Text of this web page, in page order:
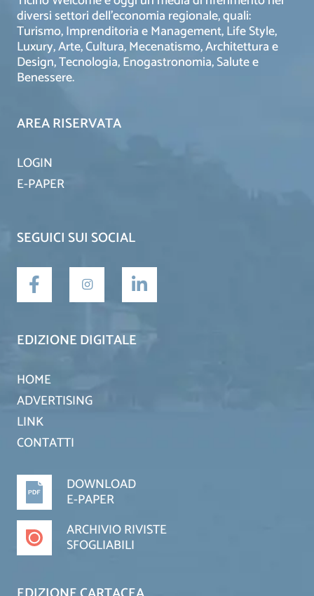
diversi settori dell’economia regionale, quali:
Turismo, Imprenditoria e Management, Life Style,
Luxury, Arte, Cultura, Mecenatismo, Architettura e
Design, Tecnologia, Enogastronomia, Salute e
Benessere.
AREA RISERVATA
LOGIN
E-PAPER
SEGUICI SUI SOCIAL
EDIZIONE DIGITALE
HOME
ADVERTISING
LINK
CONTATTI
DOWNLOAD
E-PAPER
ARCHIVIO RIVISTE
SFOGLIABILI